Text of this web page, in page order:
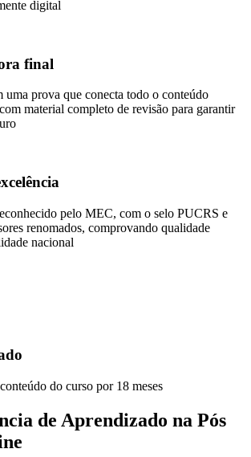
digital
final
uma prova que conecta todo o conteúdo
material completo de revisão para garantir
pelo MEC, com o selo PUCRS e
renomados, comprovando qualidade
nacional
do curso por 18 meses
de Aprendizado na Pós